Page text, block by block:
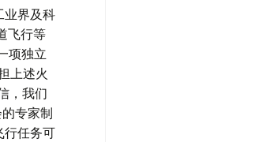
业界及科
飞行等
项独立
上述火
，我们
专家制
行任务可